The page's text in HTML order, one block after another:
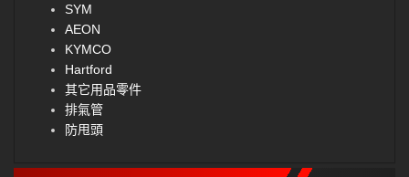
SYM
AEON
KYMCO
Hartford
其它用品零件
排氣管
防甩頭